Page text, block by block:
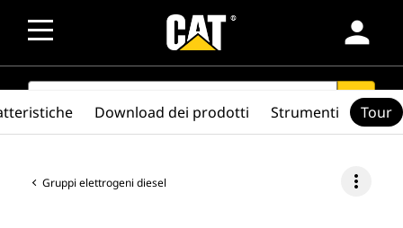
person
SEARCH search
Gruppi elettrogeni diesel more_vert
Download dei prodotti Strumenti Tour